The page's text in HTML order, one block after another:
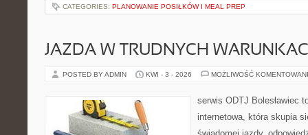
CATEGORIES: PLANOWANIE POSIŁKÓW I MEAL PREP
JAZDA W TRUDNYCH
POSTED BY ADMIN KWI - 3 - 2026 MOŻLIWOŚĆ
serwis ODTJ Bolesławiec
internetowa, która skupia